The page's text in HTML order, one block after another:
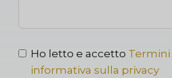
Ho letto e accetto Termini
informativa sulla privacy